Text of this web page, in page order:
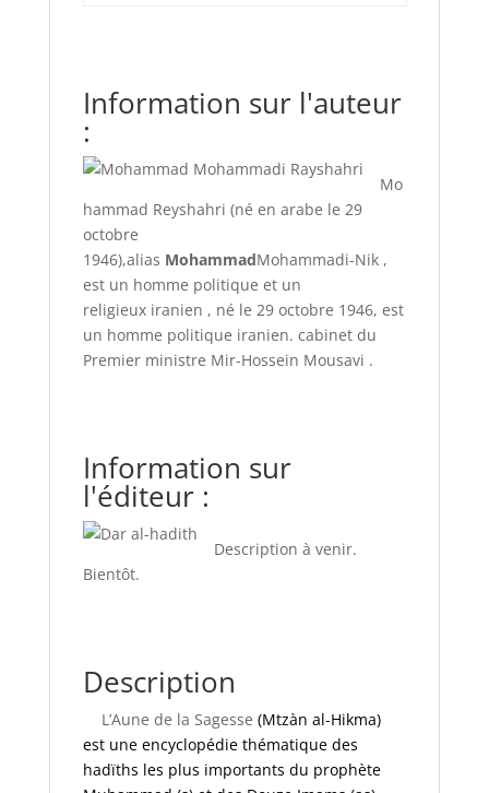
Information sur l'auteur
:
Mo
hammad Reyshahri (né en arabe le 29
octobre
1946),alias MohammadMohammadi-Nik ,
est un homme politique et un
religieux iranien , né le 29 octobre 1946, est
un homme politique iranien. cabinet du
Premier ministre Mir-Hossein Mousavi .
Information sur
l'éditeur :
Description à venir.
Bientôt.
Description
L’Aune de la Sagesse (Mtzàn al-Hikma)
est une encyclopédie thématique des
hadïths les plus importants du prophète